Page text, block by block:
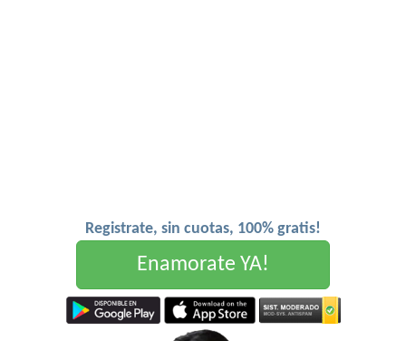
Registrate, sin cuotas, 100% gratis!
Enamorate YA!